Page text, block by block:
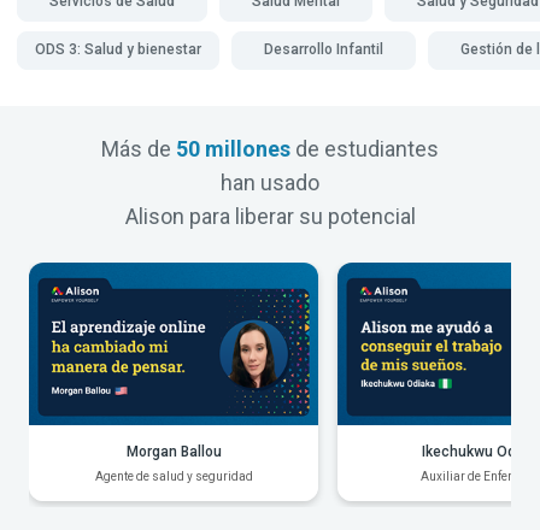
ODS 3: Salud y bienestar Desarrollo Infantil Gestión de
Más de 50 millones de estudiantes
han usado
Alison para liberar su potencial
Morgan Ballou
Agente de salud y seguridad
Ikechukwu
Auxiliar de